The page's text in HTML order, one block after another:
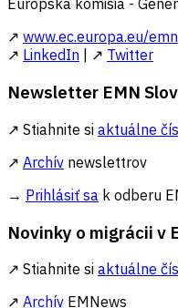
Európska komisia -
↗ www.ec.europa.eu/emn
↗ LinkedIn | ↗ Twitter
Newsletter EMN
↗ Stiahnite si aktuálne
↗ Archív newslettrov
→ Prihlásiť sa k odberu
Novinky o migrácii v
↗ Stiahnite si aktuálne
↗ Archív EMNews